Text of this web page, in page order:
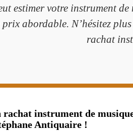
estimer votre instrument
abordable. N’hésitez
rachat
rachat instrument de
Antiquaire !